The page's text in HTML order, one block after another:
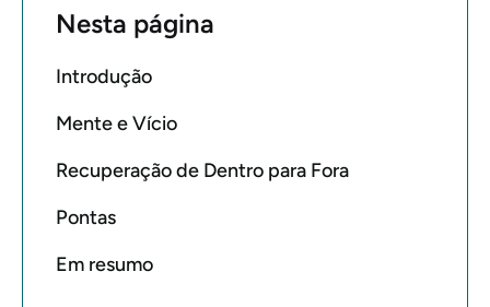
Nesta página
Introdução
Mente e Vício
Recuperação de Dentro para Fora
Pontas
Em resumo